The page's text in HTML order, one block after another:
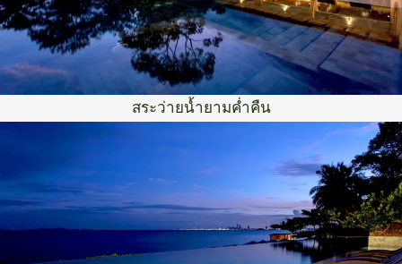
สระว่ายน้ำยามค่ำคืน